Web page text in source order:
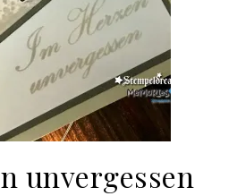
unvergessen